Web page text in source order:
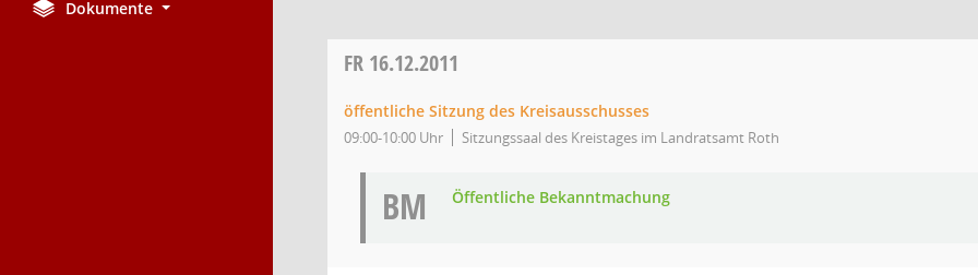
Dokumente
FR 16.12.2011
öffentliche Sitzung des Kreisausschusses
09:00-10:00 Uhr Sitzungssaal des Kreistages im Landratsamt Roth
BM Öffentliche Bekanntmachung